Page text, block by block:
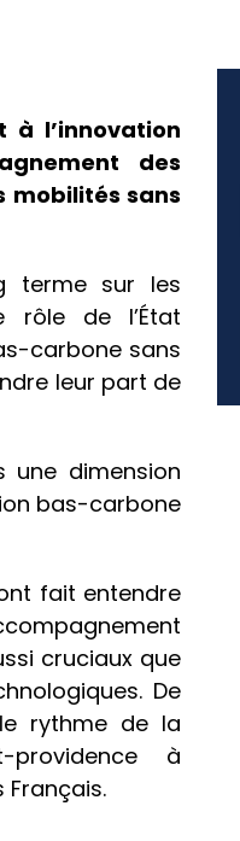
l’innovation
des
mobilités sans
terme sur les
rôle de l’État
carbone sans
leur part de
une dimension
bas-carbone
fait entendre
cruciaux que
De
rythme de la
à